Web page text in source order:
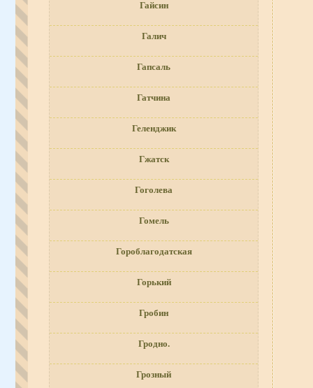
Гайсин
Галич
Гапсаль
Гатчина
Геленджик
Гжатск
Гоголева
Гомель
Гороблагодатская
Горький
Гробин
Гродно.
Грозный